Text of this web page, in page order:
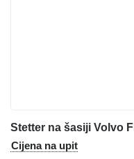
Stetter na šasiji Volvo
Cijena na upit